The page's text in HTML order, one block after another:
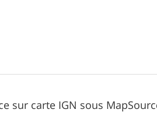
sur carte IGN sous